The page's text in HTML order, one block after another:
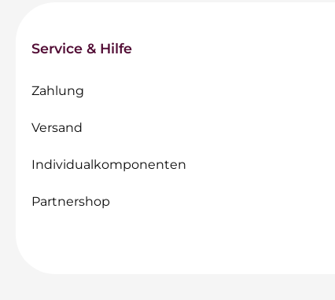
Service & Hilfe
Zahlung
Versand
Individualkomponenten
Partnershop